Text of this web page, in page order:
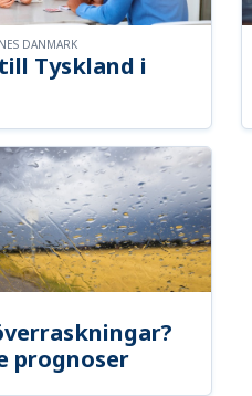
Tyskland i
DANMARK
prognoser